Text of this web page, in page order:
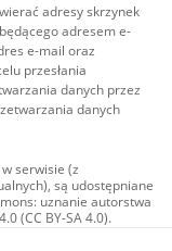
adresy skrzynek
adresem e-
e-mail oraz
przesłania
danych przez
danych
serwisie (z
są udostępniane
uznanie autorstwa
(CC BY-SA 4.0).
zdjęcia, materiały